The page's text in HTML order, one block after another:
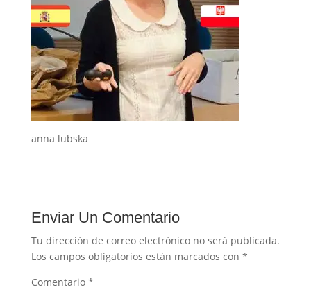
anna lubska
Enviar Un Comentario
Tu dirección de correo electrónico no será publicada.
Los campos obligatorios están marcados con *
Comentario *